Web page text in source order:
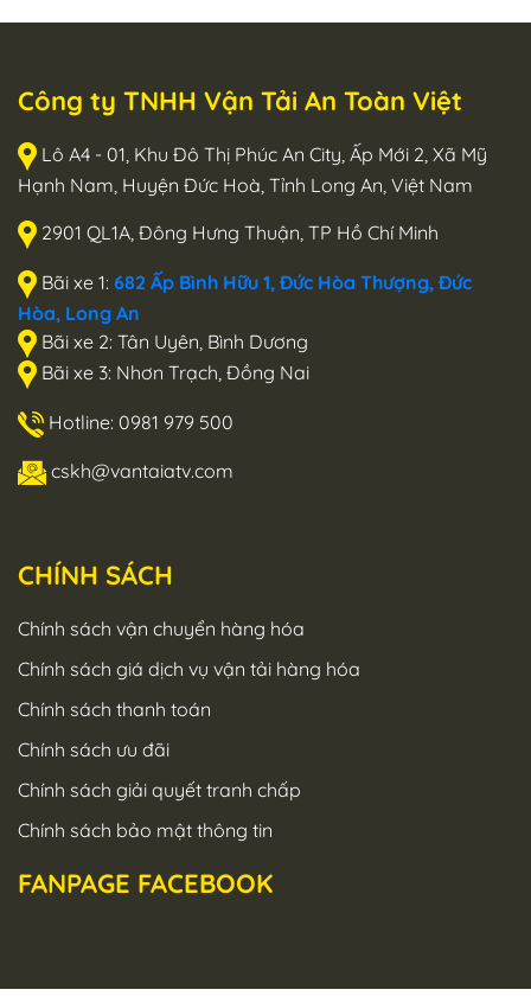
Công ty TNHH Vận Tải An Toàn Việt
Lô A4 - 01, Khu Đô Thị Phúc An City, Ấp Mới 2, Xã Mỹ
Hạnh Nam, Huyện Đức Hoà, Tỉnh Long An, Việt Nam
2901 QL1A, Đông Hưng Thuận, TP Hồ Chí Minh
Bãi xe 1: 682 Ấp Bình Hữu 1, Đức Hòa Thượng, Đức
Hòa, Long An
Bãi xe 2: Tân Uyên, Bình Dương
Bãi xe 3: Nhơn Trạch, Đồng Nai
Hotline: 0981 979 500
cskh@vantaiatv.com
CHÍNH SÁCH
Chính sách vận chuyển hàng hóa
Chính sách giá dịch vụ vận tải hàng hóa
Chính sách thanh toán
Chính sách ưu đãi
Chính sách giải quyết tranh chấp
Chính sách bảo mật thông tin
FANPAGE FACEBOOK